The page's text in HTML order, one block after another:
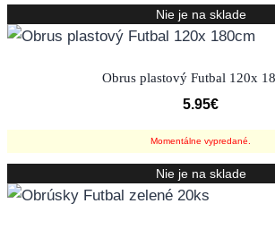
Nie je na sklade
Obrus plastový Futbal 120x
5.95€
Momentálne vypredané.
Nie je na sklade